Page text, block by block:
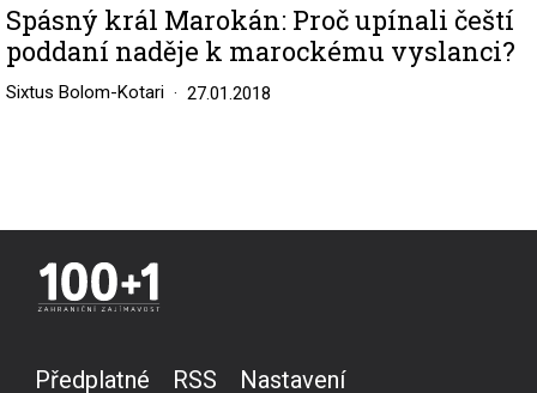
Spásný král Marokán: Proč upínali čeští
poddaní naděje k marockému vyslanci?
Sixtus Bolom-Kotari 27.01.2018
Předplatné RSS Nastavení